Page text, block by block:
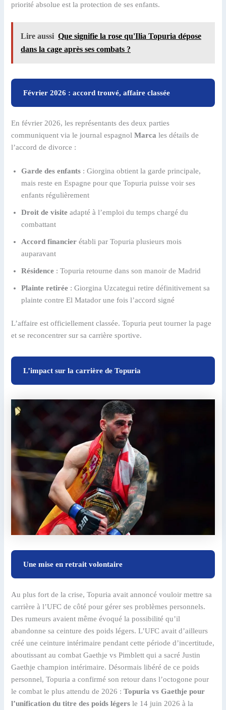
priorité absolue est la protection de ses enfants.
Lire aussi Que signifie la rose qu'Ilia Topuria dépose
dans la cage après ses combats ?
Février 2026 : accord trouvé, affaire classée
En février 2026, les représentants des deux parties
communiquent via le journal espagnolMarca les détails de
l’accord de divorce :
Garde des enfants : Giorgina obtient la garde principale,
mais reste en Espagne pour que Topuria puisse voir ses
enfants régulièrement
Droit de visite adapté à l’emploi du temps chargé du
combattant
Accord financier établi par Topuria plusieurs mois
auparavant
Résidence : Topuria retourne dans son manoir de Madrid
Plainte retirée : Giorgina Uzcategui retire définitivement sa
plainte contre El Matador une fois l’accord signé
L’affaire est officiellement classée. Topuria peut tourner la page
et se reconcentrer sur sa carrière sportive.
L’impact sur la carrière de Topuria
Une mise en retrait volontaire
Au plus fort de la crise, Topuria avait annoncé vouloir mettre sa
carrière à l’UFC de côté pour gérer ses problèmes personnels.
Des rumeurs avaient même évoqué la possibilité qu’il
abandonne sa ceinture des poids légers. L’UFC avait d’ailleurs
créé une ceinture intérimaire pendant cette période d’incertitude,
aboutissant au combat Gaethje vs Pimblett qui a sacré Justin
Gaethje champion intérimaire. Désormais libéré de ce poids
personnel, Topuria a confirmé son retour dans l’octogone pour
le combat le plus attendu de 2026 :Topuria vs Gaethje pour
l’unification du titre des poids légers le 14 juin 2026 à la